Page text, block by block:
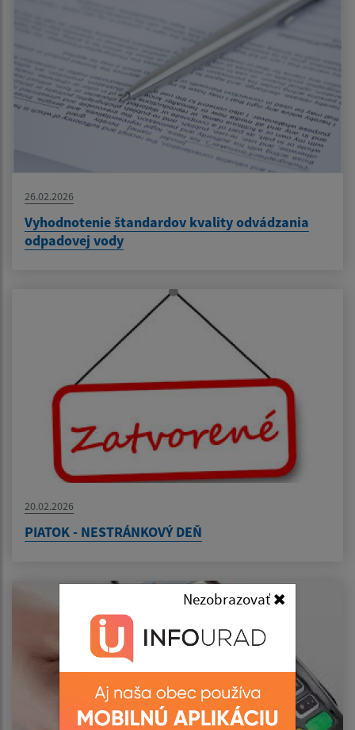
Nezobrazovať
26.02.2026
Vyhodnotenie štandardov kvality odvádzania
odpadovej vody
20.02.2026
PIATOK - NESTRÁNKOVÝ DEŇ